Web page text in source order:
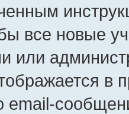
все новые
или
в
email-